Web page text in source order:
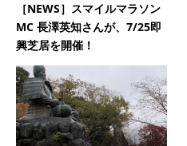
［NEWS］スマイルマラソン
MC 長澤英知さんが、7/25即
興芝居を開催！